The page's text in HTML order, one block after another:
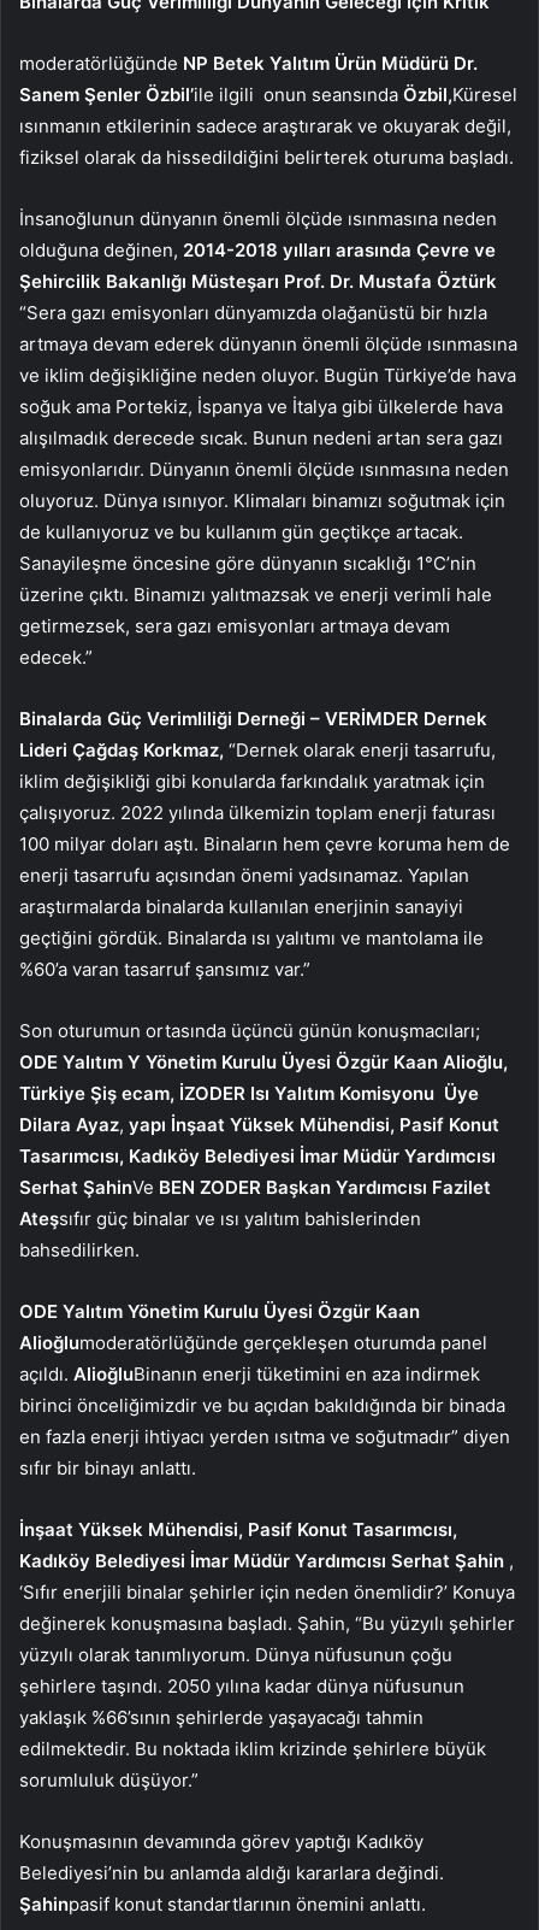
moderatörlüğünde NP Betek Yalıtım Ürün Müdürü Dr.
Sanem Şenler Özbil’ile ilgili onun seansında Özbil,Küresel
ısınmanın etkilerinin sadece araştırarak ve okuyarak değil,
fiziksel olarak da hissedildiğini belirterek oturuma başladı.
İnsanoğlunun dünyanın önemli ölçüde ısınmasına neden
olduğuna değinen, 2014-2018 yılları arasında Çevre ve
Şehircilik Bakanlığı Müsteşarı Prof. Dr. Mustafa Öztürk
“Sera gazı emisyonları dünyamızda olağanüstü bir hızla
artmaya devam ederek dünyanın önemli ölçüde ısınmasına
ve iklim değişikliğine neden oluyor. Bugün Türkiye’de hava
soğuk ama Portekiz, İspanya ve İtalya gibi ülkelerde hava
alışılmadık derecede sıcak. Bunun nedeni artan sera gazı
emisyonlarıdır. Dünyanın önemli ölçüde ısınmasına neden
oluyoruz. Dünya ısınıyor. Klimaları binamızı soğutmak için
de kullanıyoruz ve bu kullanım gün geçtikçe artacak.
Sanayileşme öncesine göre dünyanın sıcaklığı 1°C’nin
üzerine çıktı. Binamızı yalıtmazsak ve enerji verimli hale
getirmezsek, sera gazı emisyonları artmaya devam
edecek.”
Binalarda Güç Verimliliği Derneği – VERİMDER Dernek
Lideri Çağdaş Korkmaz, “Dernek olarak enerji tasarrufu,
iklim değişikliği gibi konularda farkındalık yaratmak için
çalışıyoruz. 2022 yılında ülkemizin toplam enerji faturası
100 milyar doları aştı. Binaların hem çevre koruma hem de
enerji tasarrufu açısından önemi yadsınamaz. Yapılan
araştırmalarda binalarda kullanılan enerjinin sanayiyi
geçtiğini gördük. Binalarda ısı yalıtımı ve mantolama ile
%60’a varan tasarruf şansımız var.”
Son oturumun ortasında üçüncü günün konuşmacıları;
ODE Yalıtım Y Yönetim Kurulu Üyesi Özgür Kaan Alioğlu,
Türkiye Şiş ecam, İZODER Isı Yalıtım Komisyonu Üye
Dilara Ayaz, yapı İnşaat Yüksek Mühendisi, Pasif Konut
Tasarımcısı, Kadıköy Belediyesi İmar Müdür Yardımcısı
Serhat ŞahinVe BEN ZODER Başkan Yardımcısı Fazilet
Ateşsıfır güç binalar ve ısı yalıtım bahislerinden
bahsedilirken.
ODE Yalıtım Yönetim Kurulu Üyesi Özgür Kaan
Alioğlumoderatörlüğünde gerçekleşen oturumda panel
açıldı. AlioğluBinanın enerji tüketimini en aza indirmek
birinci önceliğimizdir ve bu açıdan bakıldığında bir binada
en fazla enerji ihtiyacı yerden ısıtma ve soğutmadır” diyen
sıfır bir binayı anlattı.
İnşaat Yüksek Mühendisi, Pasif Konut Tasarımcısı,
Kadıköy Belediyesi İmar Müdür Yardımcısı Serhat Şahin ,
‘Sıfır enerjili binalar şehirler için neden önemlidir?’ Konuya
değinerek konuşmasına başladı. Şahin, “Bu yüzyılı şehirler
yüzyılı olarak tanımlıyorum. Dünya nüfusunun çoğu
şehirlere taşındı. 2050 yılına kadar dünya nüfusunun
yaklaşık %66’sının şehirlerde yaşayacağı tahmin
edilmektedir. Bu noktada iklim krizinde şehirlere büyük
sorumluluk düşüyor.”
Konuşmasının devamında görev yaptığı Kadıköy
Belediyesi’nin bu anlamda aldığı kararlara değindi.
Şahinpasif konut standartlarının önemini anlattı.